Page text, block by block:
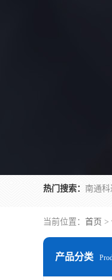
热门搜索：
当前位置： 首页 >
产品分类